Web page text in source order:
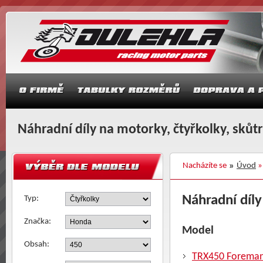
Náhradní díly na motorky, čtyřkolky,
Nacházíte se Úvod
Typ:
Značka:
Obsah:
Náhradní
Model
TRX450